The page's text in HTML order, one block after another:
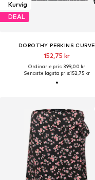
Kurvig
DEAL
DOROTHY PERKINS CURVE
152,75 kr
Ordinarie pris: 399,00 kr
Senaste lägsta pris:152,75 kr